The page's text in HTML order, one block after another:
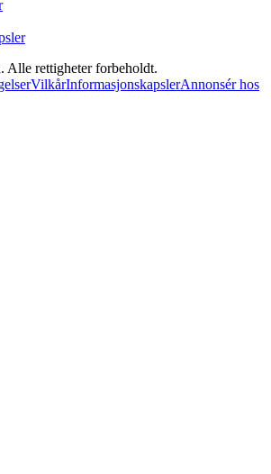
Alle rettigheter forbeholdt.
VilkårInformasjonskapslerAnnonsér hos